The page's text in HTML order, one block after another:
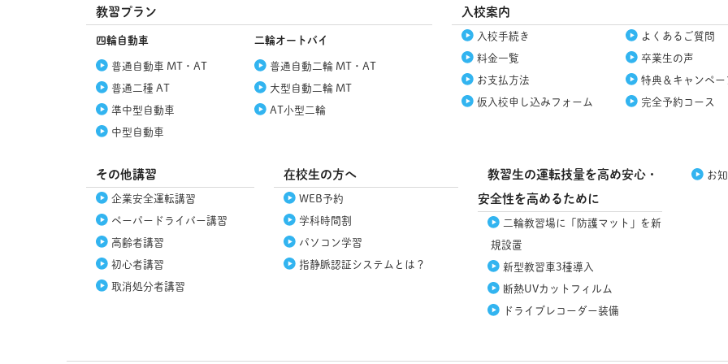
教習プラン
四輪自動車
普通自動車 MT・AT
普通二種 AT
準中型自動車
中型自動車
二輪オートバイ
普通自動二輪 MT・AT
大型自動二輪 MT
AT小型二輪
入校案内
入校手続き
料金一覧
お支払方法
仮入校申し込みフォーム
よくあるご質問
卒業生の声
特典＆ キャンペー
完全予約コース
その他講習
企業安全運転講習
ペーパードライバー講習
高齢者講習
初心者講習
取消処分者講習
在校生の方へ
WEB予約
学科時間割
パソコン学習
指静脈認証システムとは？
教習生の運転技量を高め安心・
安全性を高めるために
二輪教習場に「防護マット」を新
規設置
新型教習車3種導入
断熱UVカット フィルム
ドライブレコーダー装備
お